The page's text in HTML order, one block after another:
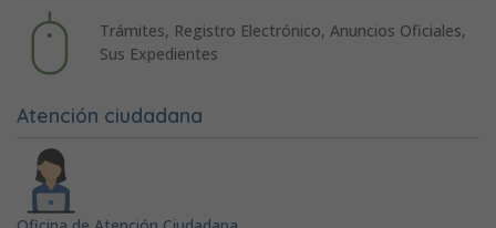
Trámites, Registro Electrónico, Anuncios Oficiales,
Sus Expedientes
Atención ciudadana